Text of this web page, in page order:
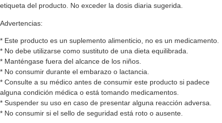
etiqueta del producto. No exceder la dosis diaria sugerida.
Advertencias:
* Este producto es un suplemento alimenticio, no es un medicamento.
* No debe utilizarse como sustituto de una dieta equilibrada.
* Manténgase fuera del alcance de los niños.
* No consumir durante el embarazo o lactancia.
* Consulte a su médico antes de consumir este producto si padece
alguna condición médica o está tomando medicamentos.
* Suspender su uso en caso de presentar alguna reacción adversa.
* No consumir si el sello de seguridad está roto o ausente.